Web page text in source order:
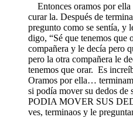
Entonces oramos por ella
curar la. Después de
pregunto como se sentía, y
digo, “Sé que tenemos que
compañera y le decía pero
pero la otra compañera le
tenemos que orar. Es
Oramos por ella…
si podía mover su dedos
PODIA MOVER SUS
ves, terminaos y le